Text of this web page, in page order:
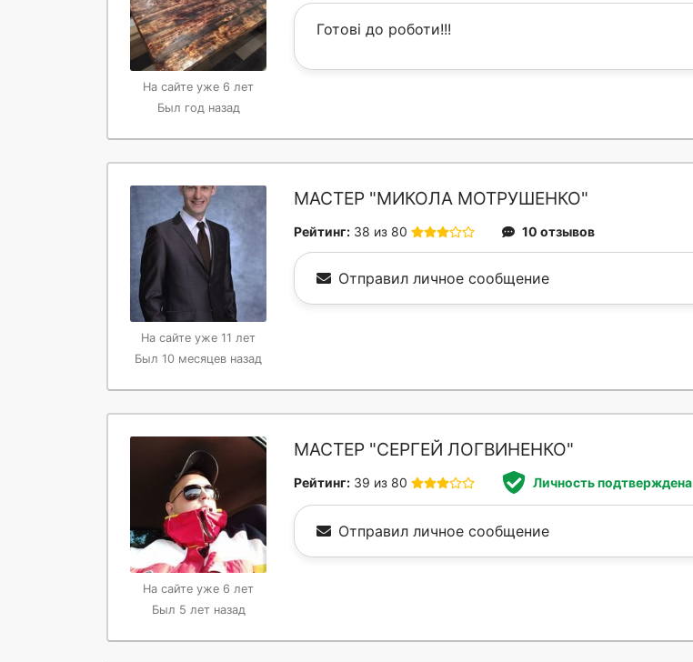
На сайте уже 6 лет
Был год назад
Готові до роботи!!!
На сайте уже 11 лет
Был 10 месяцев назад
МАСТЕР "МИКОЛА МОТРУШЕНКО"
Рейтинг: 38 из 80 10 отзывов
Отправил личное сообщение
На сайте уже 6 лет
Был 5 лет назад
МАСТЕР "СЕРГЕЙ ЛОГВИНЕНКО"
Рейтинг: 39 из 80 Личность подтверждена
Отправил личное сообщение